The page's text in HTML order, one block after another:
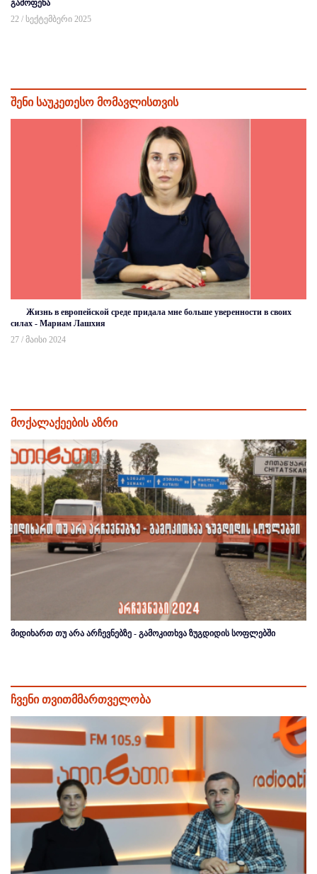
გამოფენა
22 / სექტემბერი 2025
შენი საუკეთესო მომავლისთვის
Жизнь в европейской среде придала мне больше уверенности в своих
силах - Мариам Лашхия
27 / მაისი 2024
მოქალაქეების აზრი
მიდიხართ თუ არა არჩევნებზე - გამოკითხვა ზუგდიდის სოფლებში
ჩვენი თვითმმართველობა